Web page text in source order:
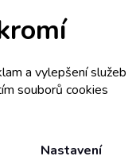
a vylepšení služeb
souborů cookies
Nastavení
bezbarevná
Skladem
108,65 Kč včetně DPH
89,79 Kč
Do